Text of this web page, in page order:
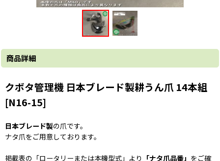
商品詳細
クボタ管理機 日本ブレード製耕うん爪 14本組
[N16-15]
日本ブレード製の爪です。
ナタ爪をご用意しております。
掲載表の「ロータリーまたは本機型式」より 「ナタ爪品番」 をご確